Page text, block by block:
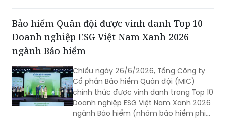
Bảo hiểm Quân đội được vinh danh Top 10
Doanh nghiệp ESG Việt Nam Xanh 2026
ngành Bảo hiểm
Chiều ngày 26/6/2026, Tổng Công ty
Cổ phần Bảo hiểm Quân đội (MIC)
chính thức được vinh danh trong Top 10
Doanh nghiệp ESG Việt Nam Xanh 2026
ngành Bảo hiểm (nhóm bảo hiểm phi